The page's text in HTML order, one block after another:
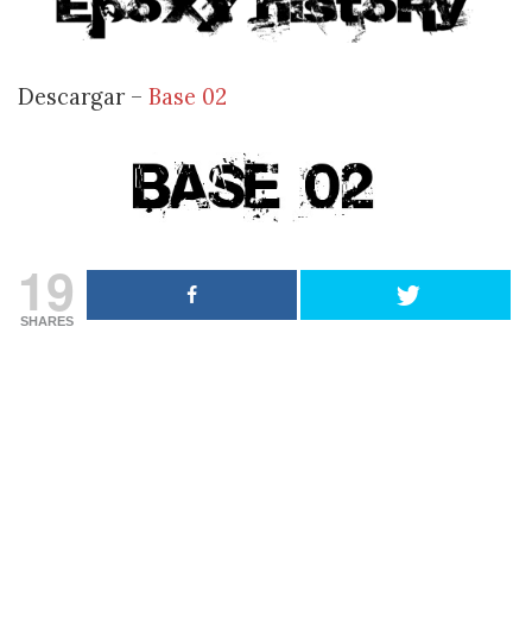
Descargar – Base 02
19
SHARES